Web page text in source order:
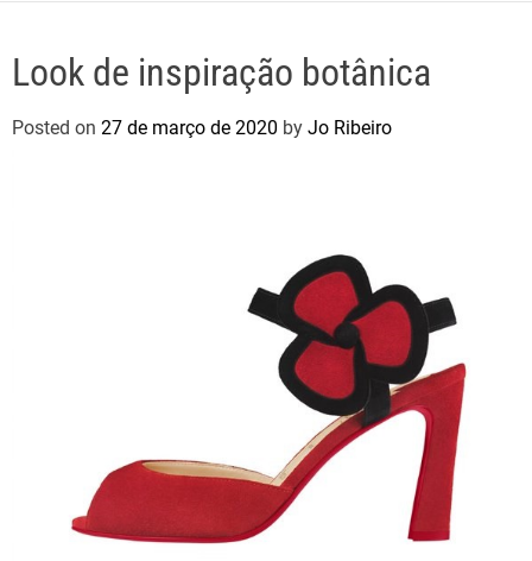
Look de inspiração botânica
Posted on 27 de março de 2020 by Jo Ribeiro